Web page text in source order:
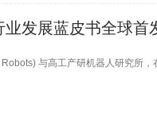
业发展蓝皮书全球首
与高工产研机器人研究所